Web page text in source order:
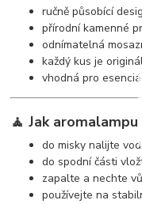
ručně působící
přírodní kamenné
odnímatelná
každý kus je
vhodná pro
🧘 Jak
do misky nalijte
do spodní části
zapalte a nechte
používejte na